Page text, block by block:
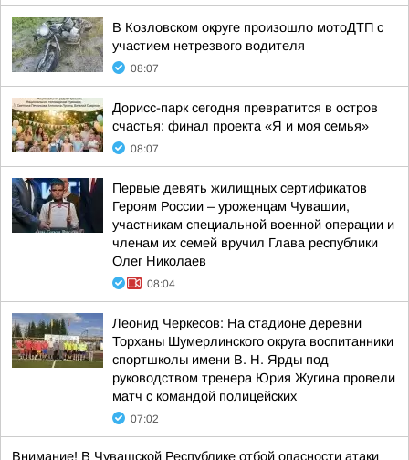
В Козловском округе произошло мотоДТП с
участием нетрезвого водителя
08:07
Дорисс-парк сегодня превратится в остров
счастья: финал проекта «Я и моя семья»
08:07
Первые девять жилищных сертификатов
Героям России – уроженцам Чувашии,
участникам специальной военной операции и
членам их семей вручил Глава республики
Олег Николаев
08:04
Леонид Черкесов: На стадионе деревни
Торханы Шумерлинского округа воспитанники
спортшколы имени В. Н. Ярды под
руководством тренера Юрия Жугина провели
матч с командой полицейских
07:02
Внимание! В Чувашской Республике отбой опасности атаки